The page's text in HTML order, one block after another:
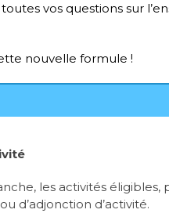
vos questions sur
nouvelle formule !
les activités éligibles,
d’adjonction d’activité.